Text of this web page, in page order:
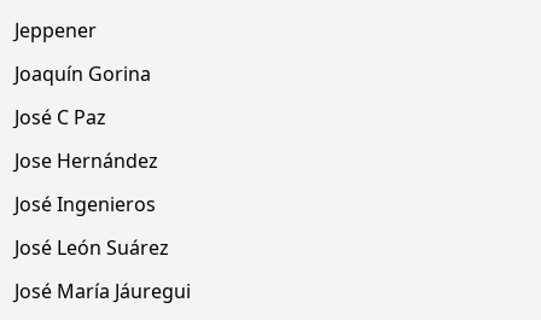
Jeppener
Joaquín Gorina
José C Paz
Jose Hernández
José Ingenieros
José León Suárez
José María Jáuregui